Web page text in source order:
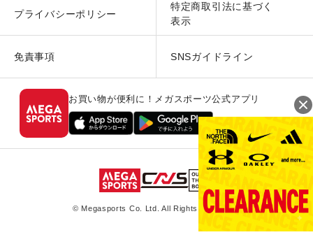
プライバシーポリシー
特定商取引法に基づく
表示
免責事項 SNSガイドライン
お買い物が便利に！メガスポーツ公式アプリ
© Megasports Co. Ltd. All Rights Reserved.